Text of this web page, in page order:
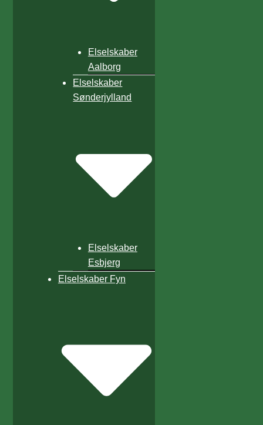
Elselskaber
Aalborg
Elselskaber
Sønderjylland
Elselskaber
Esbjerg
Elselskaber Fyn